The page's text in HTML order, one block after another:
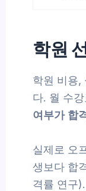
학원
학원 비용,
다. 월 수
여부가 합
실제로 오
생보다 합
격률 연구